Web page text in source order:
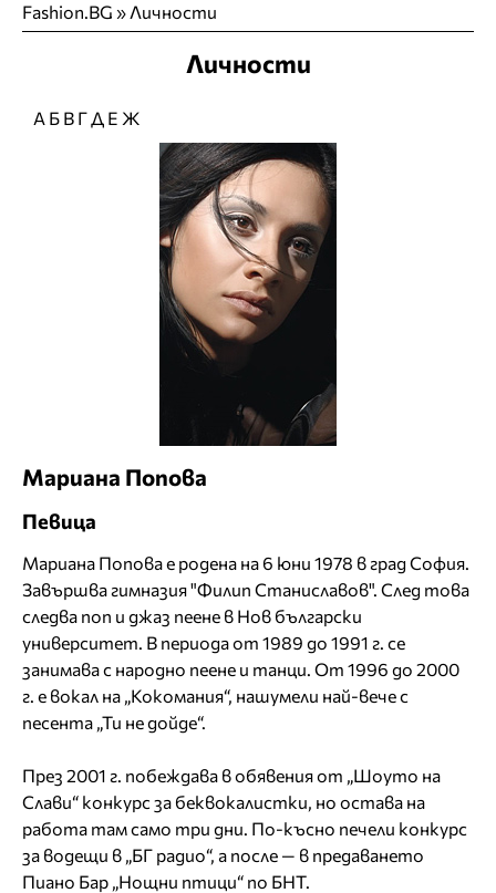
Fashion.BG » Личности
Личности
А Б В ГД Е Ж
Мариана Попова
Певица
Мариана Попова е родена на 6 юни 1978 в град София.
Завършва гимназия "Филип Станиславов". След това
следва поп и джаз пеене в Нов български
университет. В периода от 1989 до 1991 г. се
занимава с народно пеене и танци. От 1996 до 2000
г. е вокал на „Кокомания“, нашумели най-вече с
песента „Ти не дойде“.
През 2001 г. побеждава в обявения от „Шоуто на
Слави“ конкурс за беквокалистки, но остава на
работа там само три дни. По-късно печели конкурс
за водещи в „БГ радио“, а после — в предаването
Пиано Бар „Нощни птици“ по БНТ.